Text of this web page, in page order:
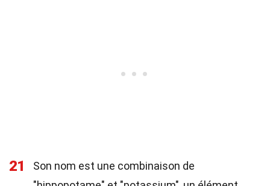
21
Son nom est une combinaison de